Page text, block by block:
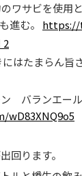
ワサビを使用
進む。 https://
2
はたまらん
バランエー
回ります。